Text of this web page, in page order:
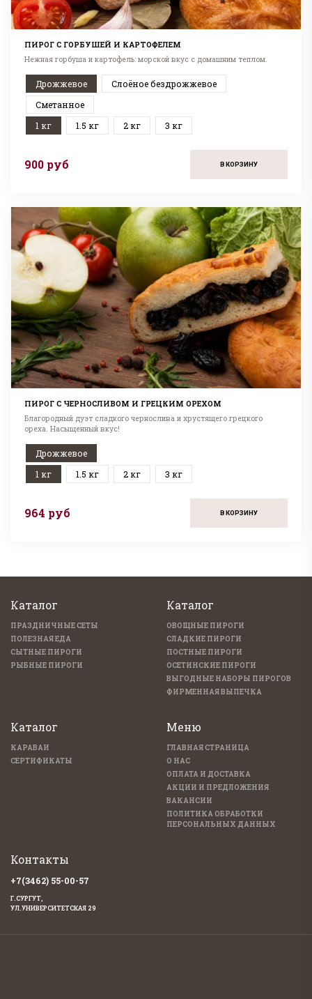
ПИРОГ С ГОРБУШЕЙ И КАРТОФЕЛЕМ
Нежная горбуша и картофель: морской вкус с домашним теплом.
Дрожжевое
Слоёное бездрожжевое
Сметанное
1 кг
1.5 кг 2 кг 3 кг
900 руб В КОРЗИНУ
ПИРОГ С ЧЕРНОСЛИВОМ И ГРЕЦКИМ ОРЕХОМ
Благородный дуэт сладкого чернослива и хрустящего грецкого
ореха. Насыщенный вкус!
Дрожжевое
1 кг
1.5 кг 2 кг 3 кг
964 руб В КОРЗИНУ
Каталог
ПРАЗДНИЧНЫЕ СЕТЫ
ПОЛЕЗНАЯ ЕДА
СЫТНЫЕ ПИРОГИ
РЫБНЫЕ ПИРОГИ
Каталог
ОВОЩНЫЕ ПИРОГИ
СЛАДКИЕ ПИРОГИ
ПОСТНЫЕ ПИРОГИ
ОСЕТИНСКИЕ ПИРОГИ
ВЫГОДНЫЕ НАБОРЫ ПИРОГОВ
ФИРМЕННАЯ ВЫПЕЧКА
Каталог
КАРАВАИ
СЕРТИФИКАТЫ
Меню
ГЛАВНАЯ СТРАНИЦА
О НАС
ОПЛАТА И ДОСТАВКА
АКЦИИ И ПРЕДЛОЖЕНИЯ
ВАКАНСИИ
ПОЛИТИКА ОБРАБОТКИ
ПЕРСОНАЛЬНЫХ ДАННЫХ
Контакты
+7(3462) 55-00-57
Г.СУРГУТ,
УЛ.УНИВЕРСИТЕТСКАЯ 29